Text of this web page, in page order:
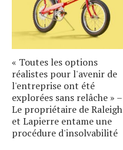
« Toutes les options
réalistes pour l'avenir de
l'entreprise ont été
explorées sans relâche » –
Le propriétaire de Raleigh
et Lapierre entame une
procédure d'insolvabilité